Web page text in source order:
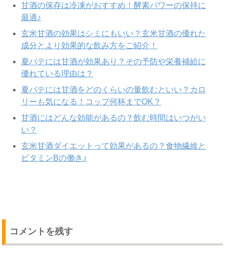
甘酒の保存は冷凍がおすすめ！酵素パワーの保持に
最適♪
玄米甘酒の効果はシミにもいい？玄米甘酒の優れた
成分とより効果的な飲み方をご紹介！
夏バテには甘酒が効果あり？その予防や栄養補給に
優れている理由は？
夏バテには甘酒をどのくらいの量飲むといい？カロ
リーも気になる！コップ何杯までOK？
甘酒にはどんな効能があるの？飲む時間はいつがい
い？
玄米甘酒ダイエットって効果があるの？食物繊維と
ビタミンBの働き♪
コメントを残す